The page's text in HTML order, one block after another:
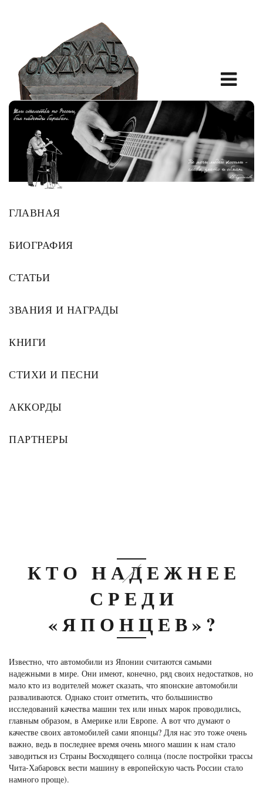
ГЛАВНАЯ
БИОГРАФИЯ
СТАТЬИ
ЗВАНИЯ И НАГРАДЫ
КНИГИ
СТИХИ И ПЕСНИ
АККОРДЫ
ПАРТНЕРЫ
КТО НАДЕЖНЕЕ
СРЕДИ
«ЯПОНЦЕВ»?
Известно, что автомобили из Японии считаются самыми
надежными в мире. Они имеют, конечно, ряд своих недостатков, но
мало кто из водителей может сказать, что японские автомобили
разваливаются. Однако стоит отметить, что большинство
исследований качества машин тех или иных марок проводились,
главным образом, в Америке или Европе. А вот что думают о
качестве своих автомобилей сами японцы? Для нас это тоже очень
важно, ведь в последнее время очень много машин к нам стало
заводиться из Страны Восходящего солнца (после постройки трассы
Чита-Хабаровск вести машину в европейскую часть России стало
намного проще).